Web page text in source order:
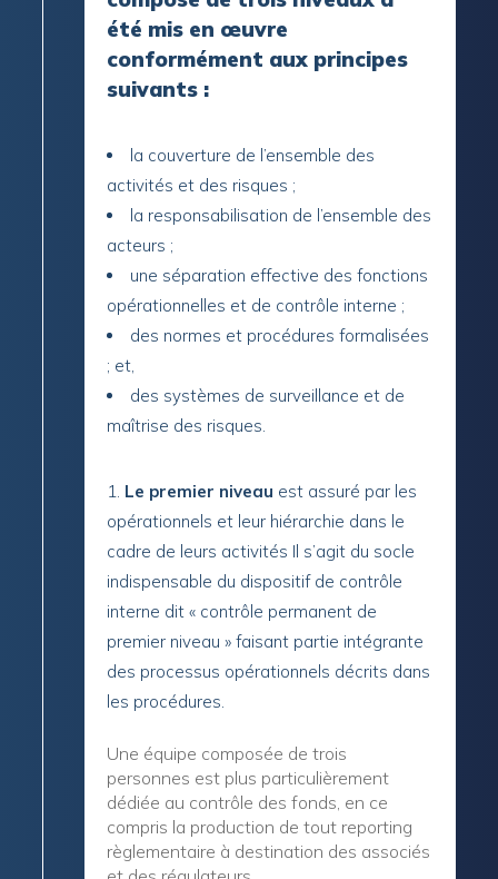
été mis en œuvre
conformément aux principes
suivants :
la couverture de l’ensemble des
activités et des risques ;
la responsabilisation de l’ensemble des
acteurs ;
une séparation effective des fonctions
opérationnelles et de contrôle interne ;
des normes et procédures formalisées
; et,
des systèmes de surveillance et de
maîtrise des risques.
Le premier niveau est assuré par les
opérationnels et leur hiérarchie dans le
cadre de leurs activités Il s’agit du socle
indispensable du dispositif de contrôle
interne dit « contrôle permanent de
premier niveau » faisant partie intégrante
des processus opérationnels décrits dans
les procédures.
Une équipe composée de trois
personnes est plus particulièrement
dédiée au contrôle des fonds, en ce
compris la production de tout reporting
règlementaire à destination des associés